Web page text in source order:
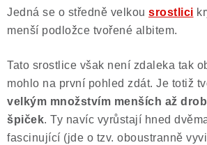
Poučení o právu na odstoupení od
Jedná se o středně velkou srostlici
menší podložce tvořené albitem.
Tato srostlice však není zdaleka tak
mohlo na první pohled zdát. Je totiž
velkým množstvím menších až
špiček. Ty navíc vyrůstají hned
fascinující (jde o tzv. oboustranně